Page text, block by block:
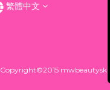
繁體中文
Copyright©2015 mwbeautyskin